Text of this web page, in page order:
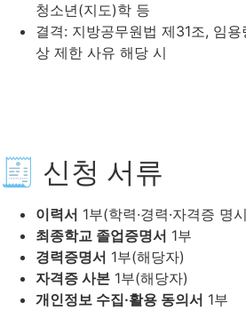
청소년(지도)학 등
결격: 지방공무원법 제31조, 임
상 제한 사유 해당 시
🧾 신청 서류
이력서 1부(학력·경력·자격증 명
최종학교 졸업증명서 1부
경력증명서 1부(해당자)
자격증 사본 1부(해당자)
개인정보 수집·활용 동의서 1부